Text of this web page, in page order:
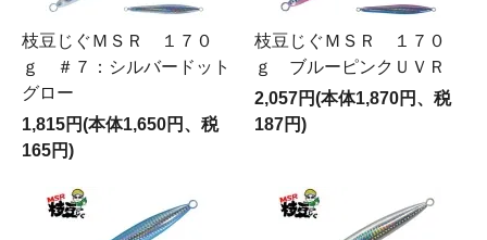
枝豆じぐＭＳＲ １７０
ｇ ＃７：シルバードット
グロー
1,815円(本体1,650円、税
165円)
枝豆じぐＭＳＲ １７０
ｇ ブルーピンクＵＶＲ
2,057円(本体1,870円、税
187円)